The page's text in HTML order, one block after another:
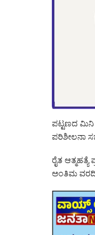
ಪಟ್ಟಣದ ಮಿನಿ
ಪರಿಶೀಲನಾ
ರೈತ
ಅಂತಿಮ ವರದಿ